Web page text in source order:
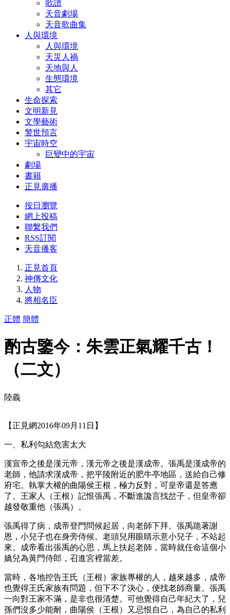
歌譜
天音劇場
天音歌曲集
人與環境
人與環境
天災人禍
天地與人
生態環境
其它
生命探索
文明新見
文學藝術
警世預言
宇宙時空
巨變中的宇宙
劇場
書籍
正見廣播
按日瀏覽
網上投稿
聯繫我們
RSS訂閱
天音播客
正見首頁
神傳文化
人物
將相名臣
正體 簡體
酌古鑒今：朱雲正氣耀千古！
（二文）
陸義
【正見網2016年09月11日】
一、私利勾結危害太大
漢宣帝之後是漢元帝，漢元帝之後是漢成帝。張禹是漢成帝的
老師，他請求漢成帝，把平陵附近的肥牛亭地區，送給自己修
府宅。執掌大權的曲陽侯王根，極力反對，可皇帝還是答應
了。王家人（王根）記恨張禹，不斷進讒言找岔子，但皇帝卻
越發敬重他（張禹）。
張禹得了病，成帝登門問候起居，向老師下拜。張禹跪著謝
恩，小兒子也在身旁侍候。老頭兒用眼睛示意小兒子，不站起
來。成帝看出張禹的心思，馬上扶起老師，當時就任命這個小
嬌兒為黃門侍郎，召進宮裡當差。
當時，各地控告王氏（王根）家族專權的人，越來越多，成帝
也覺得王氏家族有問題，但下不了決心，便找老師商量。張禹
一向對王家不滿，是非也很清楚。可他覺得自己年紀大了，兒
孫們沒多少能耐，曲陽侯（王根）又忌恨自己，為自己的私利